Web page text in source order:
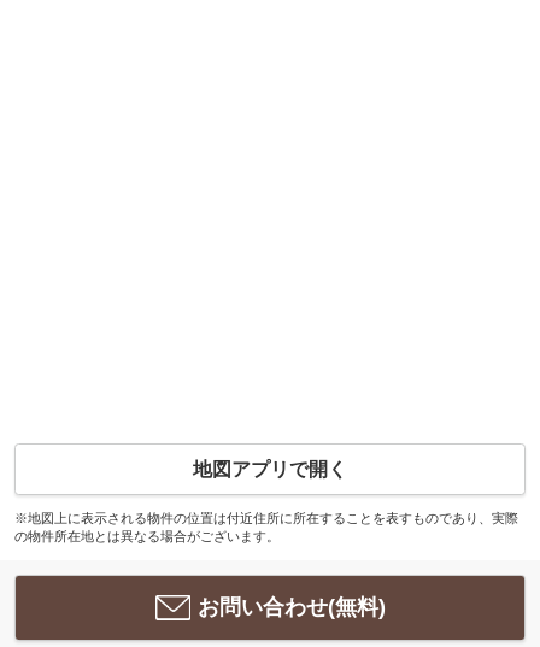
地図アプリで開く
※地図上に表示される物件の位置は付近住所に所在することを表すものであり、実際
の物件所在地とは異なる場合がございます。
お問い合わせ(無料)